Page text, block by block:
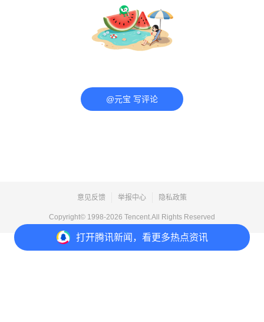
打开腾讯新闻，看更多热点资讯
@元宝 写评论
意见反馈 举报中心 隐私政策
Copyright© 1998-2026 Tencent.All Rights Reserved